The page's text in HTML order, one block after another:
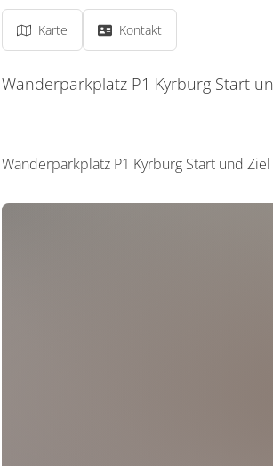
Karte Kontakt
Wanderparkplatz P1 Kyrburg Start
Wanderparkplatz P1 Kyrburg Start und